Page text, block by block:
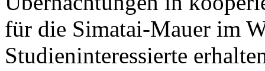
für die Simatai-Mauer im
Studieninteressierte